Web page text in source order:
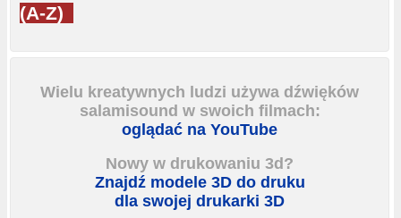
(A-Z)
Wielu kreatywnych ludzi używa dźwięków
salamisound w swoich filmach:
oglądać na YouTube
Nowy w drukowaniu 3d?
Znajdź modele 3D do druku
dla swojej drukarki 3D